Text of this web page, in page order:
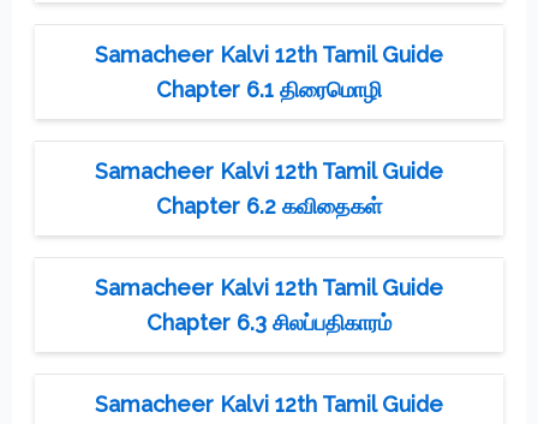
Samacheer Kalvi 12th Tamil Guide
Chapter 6.1 திரைமொழி
Samacheer Kalvi 12th Tamil Guide
Chapter 6.2 கவிதைகள்
Samacheer Kalvi 12th Tamil Guide
Chapter 6.3 சிலப்பதிகாரம்
Samacheer Kalvi 12th Tamil Guide